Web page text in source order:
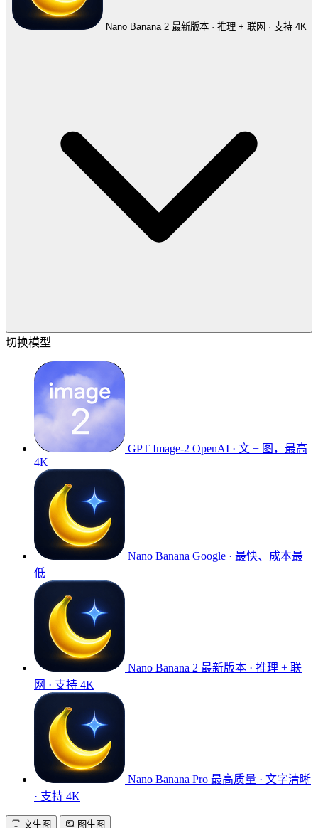
Nano Banana 2 最新版本 · 推理 + 联网 · 支持 4K
切换模型
GPT Image-2 OpenAI · 文 + 图，最高
4K
Nano Banana Google · 最快、成本最
低
Nano Banana 2 最新版本 · 推理 + 联
网 · 支持 4K
Nano Banana Pro 最高质量 · 文字清晰
· 支持 4K
文生图 图生图